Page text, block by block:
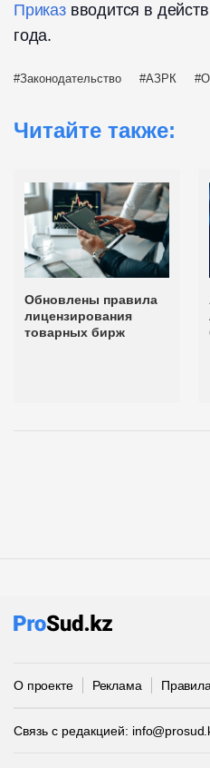
Приказвводится в
года.
Законодательство АЗРК
Читайте также:
Обновлены правила
лицензирования
товарных бирж
О проекте Реклама
Связь с редакцией: